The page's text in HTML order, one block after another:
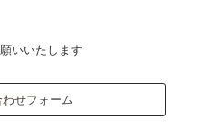
いいたします
せフォーム